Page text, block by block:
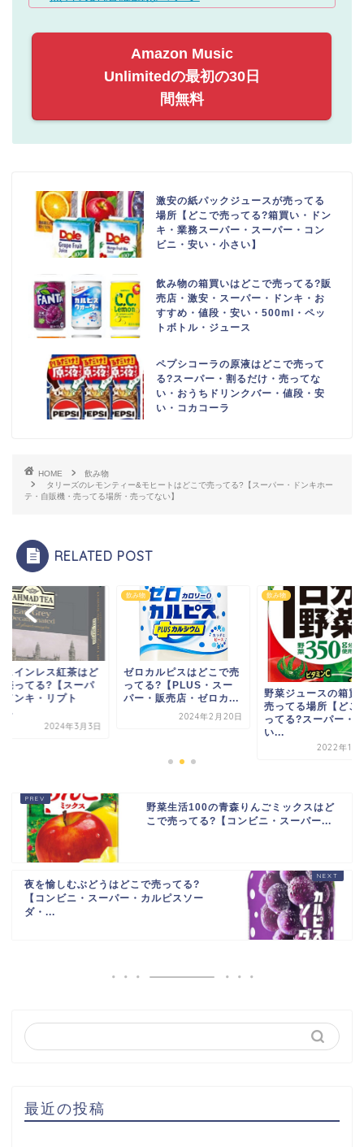
Amazon Music
Unlimitedの最初の30日
間無料
激安の紙パックジュースが売ってる
場所【どこで売ってる?箱買い・ドン
キ・業務スーパー・スーパー・コン
ビニ・安い・小さい】
飲み物の箱買いはどこで売ってる?販
売店・激安・スーパー・ドンキ・お
すすめ・値段・安い・500ml・ペッ
トボトル・ジュース
ペプシコーラの原液はどこで売って
る?スーパー・割るだけ・売ってな
い・おうちドリンクバー・値段・安
い・コカコーラ
HOME
飲み物
タリーズのレモンティー&モヒートはどこで売ってる?【スーパー・ドンキホー
テ・自販機・売ってる場所・売ってない】
RELATED POST
ェインレス紅茶はど
売ってる?【スーパ
ドンキ・リプト
...
2024年3月3日
飲み物
ゼロカルピスはどこで売
ってる?【PLUS・スー
パー・販売店・ゼロカ...
2024年2月20日
飲み物
野菜ジュースの箱買
売ってる場所【どこ
ってる?スーパー・
い...
2022年11
野菜生活100の青森りんごミックスはど
こで売ってる?【コンビニ・スーパー...
夜を愉しむぶどうはどこで売ってる?
【コンビニ・スーパー・カルピスソー
ダ・...
最近の投稿